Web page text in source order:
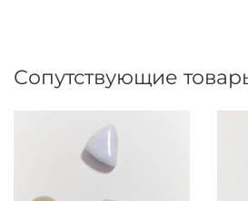
Сопутствующие